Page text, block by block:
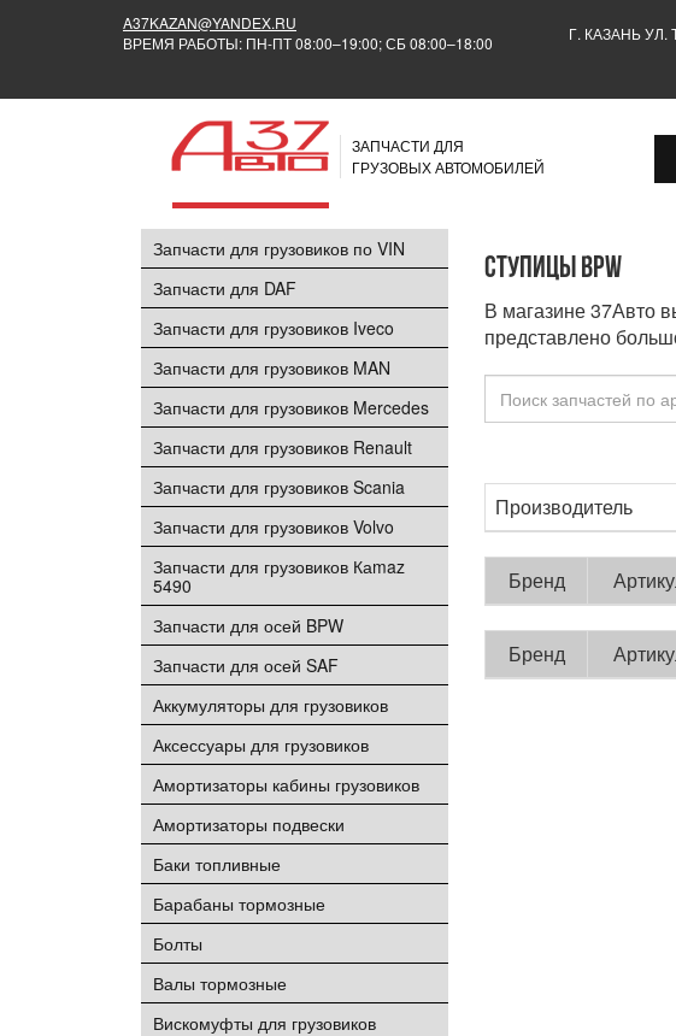
A37KAZAN@YANDEX.RU
ВРЕМЯ РАБОТЫ: ПН-ПТ 08:00–19:00; СБ 08:00–18:00
Г. КАЗАНЬ УЛ.
ЗАПЧАСТИ ДЛЯ
ГРУЗОВЫХ АВТОМОБИЛЕЙ
Запчасти для грузовиков по VIN
Запчасти для DAF
Запчасти для грузовиков Iveco
Запчасти для грузовиков MAN
Запчасти для грузовиков Mercedes
Запчасти для грузовиков Renault
Запчасти для грузовиков Scania
Запчасти для грузовиков Volvo
Запчасти для грузовиков Каmaz
5490
Запчасти для осей BPW
Запчасти для осей SAF
Аккумуляторы для грузовиков
Аксессуары для грузовиков
Амортизаторы кабины грузовиков
Амортизаторы подвески
Баки топливные
Барабаны тормозные
Болты
Валы тормозные
Вискомуфты для грузовиков
Ступицы BPW
В магазине 37Авто
представлено
Производитель
Бренд
Бренд